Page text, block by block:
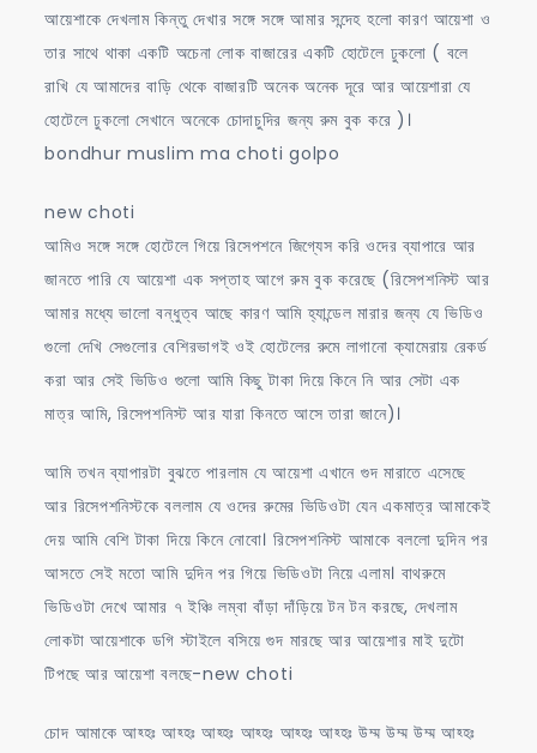
আয়েশাকে দেখলাম কিন্তু দেখার সঙ্গে সঙ্গে আমার সন্দেহ হলো কারণ আয়েশা ও
তার সাথে থাকা একটি অচেনা লোক বাজারের একটি হোটেলে ঢুকলো ( বলে
রাখি যে আমাদের বাড়ি থেকে বাজারটি অনেক অনেক দূরে আর আয়েশারা যে
হোটেলে ঢুকলো সেখানে অনেকে চোদাচুদির জন্য রুম বুক করে )।
bondhur muslim ma choti golpo
new choti
আমিও সঙ্গে সঙ্গে হোটেলে গিয়ে রিসেপশনে জিগ্যেস করি ওদের ব্যাপারে আর
জানতে পারি যে আয়েশা এক সপ্তাহ আগে রুম বুক করেছে (রিসেপশনিস্ট আর
আমার মধ্যে ভালো বন্ধুত্ব আছে কারণ আমি হ্যান্ডেল মারার জন্য যে ভিডিও
গুলো দেখি সেগুলোর বেশিরভাগই ওই হোটেলের রুমে লাগানো ক্যামেরায় রেকর্ড
করা আর সেই ভিডিও গুলো আমি কিছু টাকা দিয়ে কিনে নি আর সেটা এক
মাত্র আমি, রিসেপশনিস্ট আর যারা কিনতে আসে তারা জানে)।
আমি তখন ব্যাপারটা বুঝতে পারলাম যে আয়েশা এখানে গুদ মারাতে এসেছে
আর রিসেপশনিস্টকে বললাম যে ওদের রুমের ভিডিওটা যেন একমাত্র আমাকেই
দেয় আমি বেশি টাকা দিয়ে কিনে নোবো। রিসেপশনিস্ট আমাকে বললো দুদিন পর
আসতে সেই মতো আমি দুদিন পর গিয়ে ভিডিওটা নিয়ে এলাম। বাথরুমে
ভিডিওটা দেখে আমার ৭ ইঞ্চি লম্বা বাঁড়া দাঁড়িয়ে টন টন করছে, দেখলাম
লোকটা আয়েশাকে ডগি স্টাইলে বসিয়ে গুদ মারছে আর আয়েশার মাই দুটো
টিপছে আর আয়েশা বলছে-new choti
চোদ আমাকে আহ্হঃ আহ্হঃ আহ্হঃ আহ্হঃ আহ্হঃ আহ্হঃ উম্ম উম্ম উম্ম আহ্হঃ